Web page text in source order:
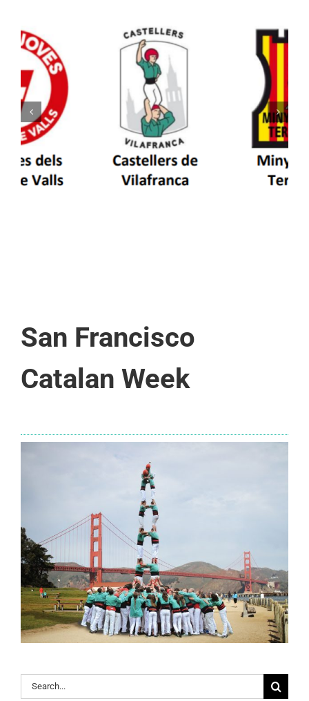
Els Castellers de Vilafranca unieixen tradició i
patrimoni en un viatge de colla a la Vall
d’Aran i a la Vall de Boí
San Francisco
Catalan Week
Search
for: